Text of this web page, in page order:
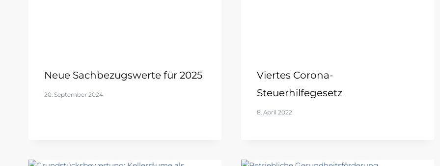
Neue Sachbezugswerte für 2025
20. September 2024
Viertes Corona-
Steuerhilfegesetz
8. April 2022